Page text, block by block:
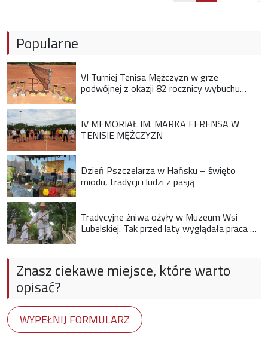
Popularne
VI Turniej Tenisa Mężczyzn w grze
podwójnej z okazji 82 rocznicy wybuchu
IV MEMORIAŁ IM. MARKA FERENSA W
TENISIE MĘŻCZYZN
Dzień Pszczelarza w Hańsku – święto
miodu, tradycji i ludzi z pasją
Tradycyjne żniwa ożyły w Muzeum Wsi
Lubelskiej. Tak przed laty wyglądała praca na
Znasz ciekawe miejsce, które warto
opisać?
WYPEŁNIJ FORMULARZ